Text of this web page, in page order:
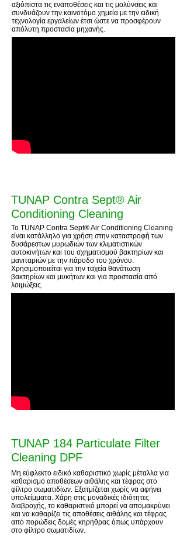
αξιόπιστα τις εναποθέσεις και τις μολύνσεις και
συνδυάζουν την καινοτόμο χημεία με την ειδική
τεχνολογία εργαλείων έτσι ώστε να προσφέρουν
απόλυτη προστασία μηχανής.
TUNAP Contra Sept® Air
Conditioning Cleaning
Το TUNAP Contra Sept® Air Conditioning Cleaning
είναι κατάλληλο για χρήση στην καταστροφή των
δυσάρεστων μυρωδιών των κλιματιστικών
αυτοκινήτων και του σχηματισμού βακτηρίων και
μανιταριών με την πάροδο του χρόνου.
Χρησιμοποιείται για την ταχεία θανάτωση
βακτηρίων και μυκήτων και για προστασία από
λοιμώξεις.
TUNAP 184 Particulate Filter
Cleaning DPF
Μη εύφλεκτο ειδικό καθαριστικό χωρίς μέταλλα για
καθαρισμό αποθέσεων αιθάλης και τέφρας στο
φίλτρο σωματιδίων. Εξατμίζεται χωρίς να αφήνει
υπολείμματα. Χάρη στις μοναδικές ιδιότητες
διαβροχής, το καθαριστικό μπορεί να απομακρύνει
και να καθαρίζει τις αποθέσεις αιθάλης και τέφρας
από πορώδεις δομές κηρήθρας όπως υπάρχουν
στο φίλτρο σωματιδίων.